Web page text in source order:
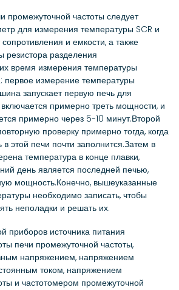
промежуточной частоты следует
для измерения температуры SCR и
и емкости, а также
резистора разделения
время измерения температуры
первое измерение температуры
запускает первую печь для
примерно треть мощности, и
примерно через 5-10 минут.Второй
проверку примерно тогда, когда
этой печи почти заполнится.Затем в
температура в конце плавки,
день является последней печью,
мощность.Конечно, вышеуказанные
необходимо записать, чтобы
неполадки и решать их.
приборов источника питания
печи промежуточной частоты,
напряжением, напряжением
током, напряжением
и частотомером промежуточной